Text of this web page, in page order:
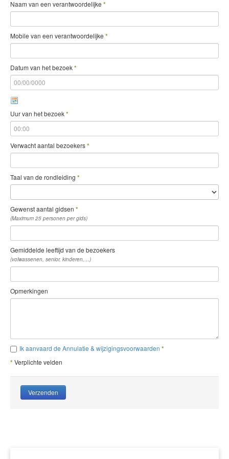
Naam van een verantwoordelijke *
Mobile van een verantwoordelijke *
Datum van het bezoek*
Uur van het bezoek*
Verwacht aantal bezoekers*
Taal van de rondleiding *
Gewenst aantal gidsen *
(Maximum 25 personen per gids)
Gemiddelde leeftijd van de bezoekers
(volwassenen, senior, kinderen,…)
Opmerkingen
Ik aanvaard de Annulatie & wijzigingsvoorwaarden *
*Verplichte velden